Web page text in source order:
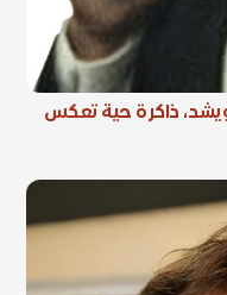
ذاكرة حية تعكس